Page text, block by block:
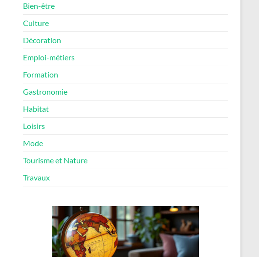
Bien-être
Culture
Décoration
Emploi-métiers
Formation
Gastronomie
Habitat
Loisirs
Mode
Tourisme et Nature
Travaux